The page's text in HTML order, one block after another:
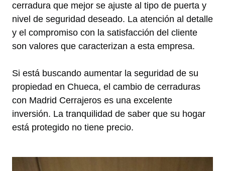
cerradura que mejor se ajuste al tipo de puerta y
nivel de seguridad deseado. La atención al detalle
y el compromiso con la satisfacción del cliente
son valores que caracterizan a esta empresa.
Si está buscando aumentar la seguridad de su
propiedad en Chueca, el cambio de cerraduras
con Madrid Cerrajeros es una excelente
inversión. La tranquilidad de saber que su hogar
está protegido no tiene precio.